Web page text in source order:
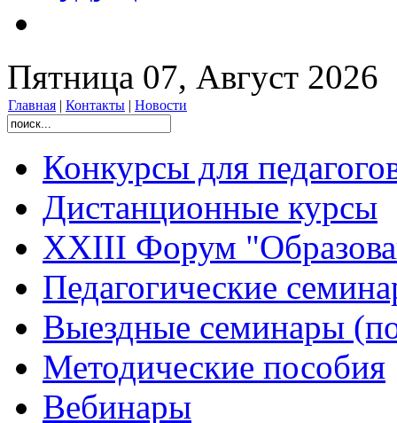
Пятница 07, Август 2026
Главная | Контакты | Новости
Конкурсы для
Дистанционные курсы
XXIII Форум
Педагогические
Выездные семинары
Методические пособия
Вебинары